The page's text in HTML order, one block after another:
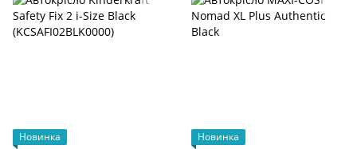
Новинка Новинка